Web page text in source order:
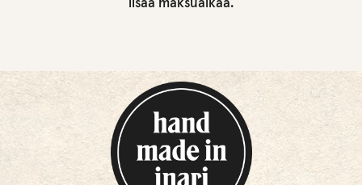
lisää maksuaikaa.